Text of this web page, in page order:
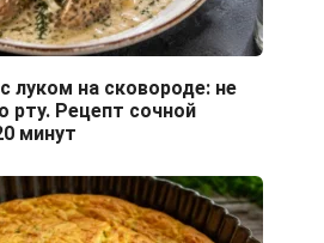
луком на сковороде: не
рту. Рецепт сочной
минут